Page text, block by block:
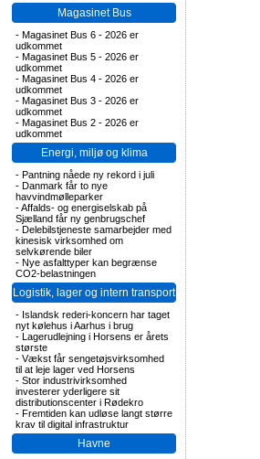
Magasinet Bus
- Magasinet Bus 6 - 2026 er
udkommet
- Magasinet Bus 5 - 2026 er
udkommet
- Magasinet Bus 4 - 2026 er
udkommet
- Magasinet Bus 3 - 2026 er
udkommet
- Magasinet Bus 2 - 2026 er
udkommet
Energi, miljø og klima
- Pantning nåede ny rekord i juli
- Danmark får to nye
havvindmølleparker
-Affalds- og energiselskab på
Sjælland får ny genbrugschef
- Delebilstjeneste samarbejder med
kinesisk virksomhed om
selvkørende biler
- Nye asfalttyper kan begrænse
CO2-belastningen
Logistik, lager og intern transport
- Islandsk rederi-koncern har taget
nyt kølehus i Aarhus i brug
- Lagerudlejning i Horsens er årets
største
- Vækst får sengetøjsvirksomhed
til at leje lager ved Horsens
- Stor industrivirksomhed
investerer yderligere sit
distributionscenter i Rødekro
- Fremtiden kan udløse langt større
krav til digital infrastruktur
Havne